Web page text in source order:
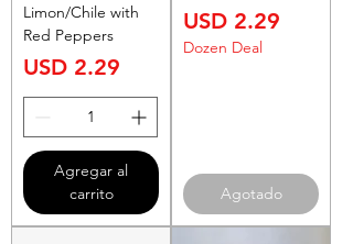
Limon/Chile with
Red Peppers
Precio
USD 2.29
Agregar al
carrito
Precio
USD 2.29
Dozen Deal
Agotado